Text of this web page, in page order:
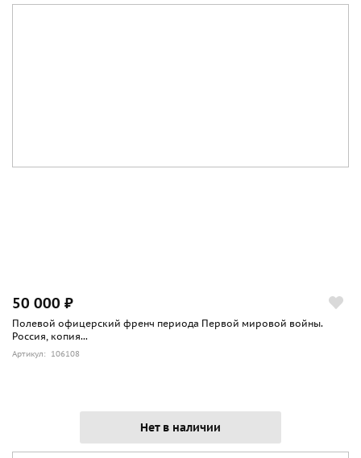
50 000 ₽
Полевой офицерский френч периода Первой мировой войны.
Россия, копия...
Артикул: 106108
Нет в наличии